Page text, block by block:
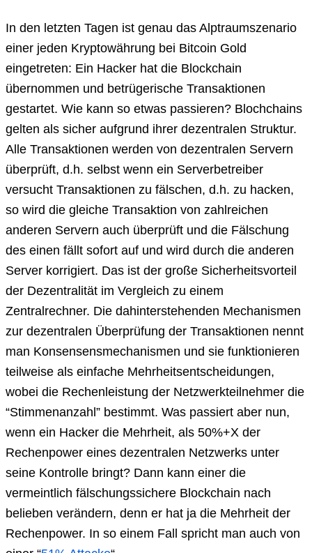
In den letzten Tagen ist genau das Alptraumszenario
einer jeden Kryptowährung bei Bitcoin Gold
eingetreten: Ein Hacker hat die Blockchain
übernommen und betrügerische Transaktionen
gestartet. Wie kann so etwas passieren? Blochchains
gelten als sicher aufgrund ihrer dezentralen Struktur.
Alle Transaktionen werden von dezentralen Servern
überprüft, d.h. selbst wenn ein Serverbetreiber
versucht Transaktionen zu fälschen, d.h. zu hacken,
so wird die gleiche Transaktion von zahlreichen
anderen Servern auch überprüft und die Fälschung
des einen fällt sofort auf und wird durch die anderen
Server korrigiert. Das ist der große Sicherheitsvorteil
der Dezentralität im Vergleich zu einem
Zentralrechner. Die dahinterstehenden Mechanismen
zur dezentralen Überprüfung der Transaktionen nennt
man Konsensensmechanismen und sie funktionieren
teilweise als einfache Mehrheitsentscheidungen,
wobei die Rechenleistung der Netzwerkteilnehmer die
“Stimmenanzahl” bestimmt. Was passiert aber nun,
wenn ein Hacker die Mehrheit, als 50%+X der
Rechenpower eines dezentralen Netzwerks unter
seine Kontrolle bringt? Dann kann einer die
vermeintlich fälschungssichere Blockchain nach
belieben verändern, denn er hat ja die Mehrheit der
Rechenpower. In so einem Fall spricht man auch von